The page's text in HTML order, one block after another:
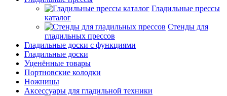
Гладильные прессы
каталог
Стенды для
гладильных прессов
Гладильные доски с функциями
Гладильные доски
Уценённые товары
Портновские колодки
Ножницы
Аксессуары для гладильной техники